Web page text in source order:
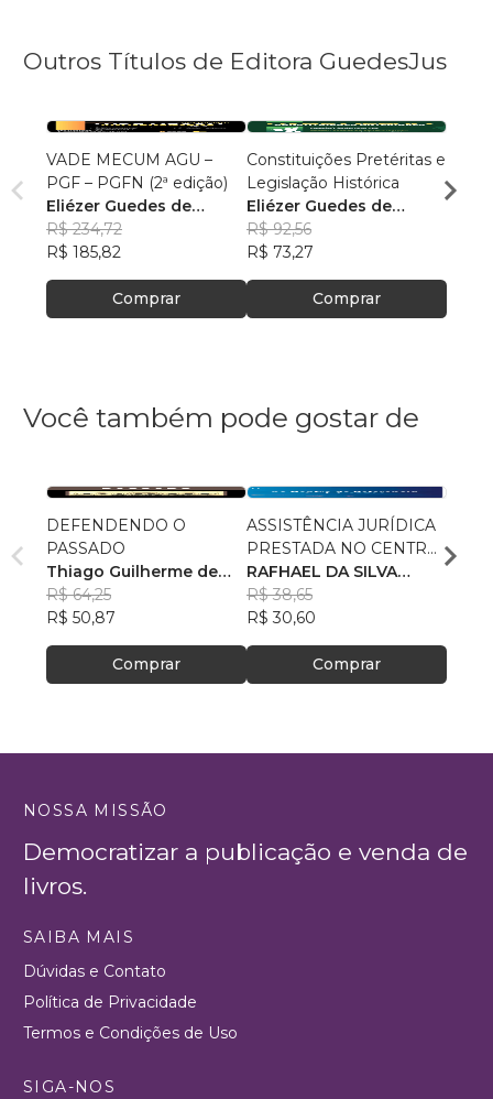
Outros Títulos de Editora GuedesJus
VADE MECUM AGU –
PGF – PGFN (2ª edição)
Eliézer Guedes de
Oliveira Junior
R$ 234,72
R$ 185,82
Comprar
Constituições Pretéritas e
Legislação Histórica
Eliézer Guedes de
Oliveira Junior
R$ 92,56
R$ 73,27
Comprar
Militar
Você também pode gostar de
DEFENDENDO O
PASSADO
Thiago Guilherme de
Souza
R$ 64,25
R$ 50,87
Comprar
ASSISTÊNCIA JURÍDICA
PRESTADA NO CENTRO
DE REFERÊNCIA
ESPECIALIZADO DE
ASSISTÊNCIA SOCIAL–
CREAS
RAFHAEL DA SILVA
PETRÔNIO
R$ 38,65
R$ 30,60
Comprar
AS
NOSSA MISSÃO
Democratizar a publicação e venda de
livros.
SAIBA MAIS
Dúvidas e Contato
Política de Privacidade
Termos e Condições de Uso
SIGA-NOS